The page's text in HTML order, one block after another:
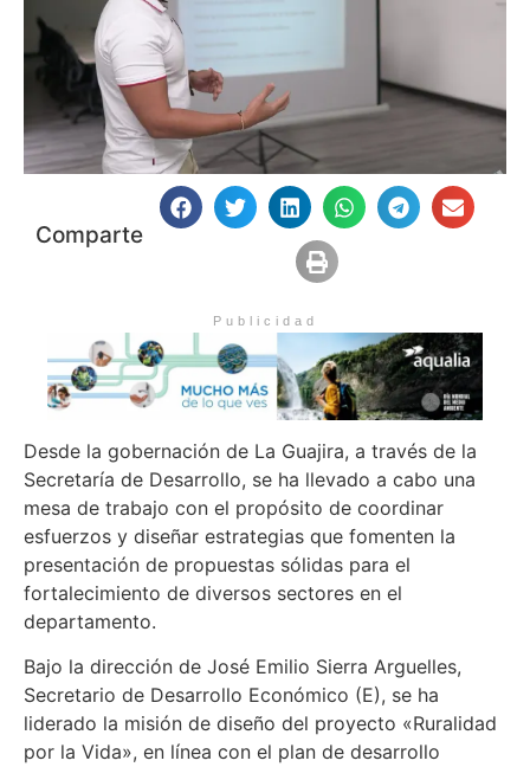
Comparte
Publicidad
Desde la gobernación de La Guajira, a través de la
Secretaría de Desarrollo, se ha llevado a cabo una
mesa de trabajo con el propósito de coordinar
esfuerzos y diseñar estrategias que fomenten la
presentación de propuestas sólidas para el
fortalecimiento de diversos sectores en el
departamento.
Bajo la dirección de José Emilio Sierra Arguelles,
Secretario de Desarrollo Económico (E), se ha
liderado la misión de diseño del proyecto «Ruralidad
por la Vida», en línea con el plan de desarrollo